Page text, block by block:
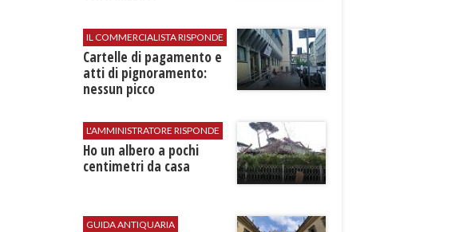
IL COMMERCIALISTA RISPONDE
Cartelle di pagamento e
atti di pignoramento:
nessun picco
L'AMMINISTRATORE RISPONDE
Ho un albero a pochi
centimetri da casa
GUIDA ANTIQUARIA